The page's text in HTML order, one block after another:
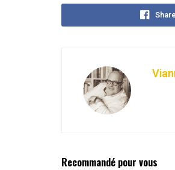
Share
Recommandé pour vous